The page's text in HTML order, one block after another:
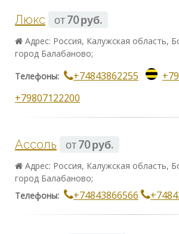
Люкс от70 руб.
Адрес: Россия, Калужская область,
город Балабаново;
Телефоны: +74843862255
+79807122200
Ассоль от70 руб.
Адрес: Россия, Калужская область,
город Балабаново;
Телефоны:
+74843866566